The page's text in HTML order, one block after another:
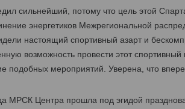
сильнейший, потому что цель этой
энергетиков Межрегиональной
настоящий спортивный азарт и
возможность провести этот
подобных мероприятий. Уверена, что
МРСК Центра прошла под эгидой